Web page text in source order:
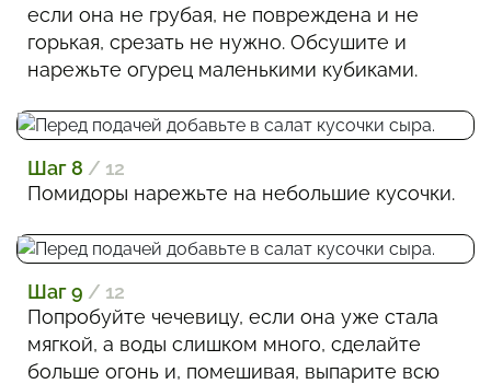
если она не грубая, не повреждена и не
горькая, срезать не нужно. Обсушите и
нарежьте огурец маленькими кубиками.
Шаг 8 / 12
Помидоры нарежьте на небольшие кусочки.
Шаг 9 / 12
Попробуйте чечевицу, если она уже стала
мягкой, а воды слишком много, сделайте
больше огонь и, помешивая, выпарите всю